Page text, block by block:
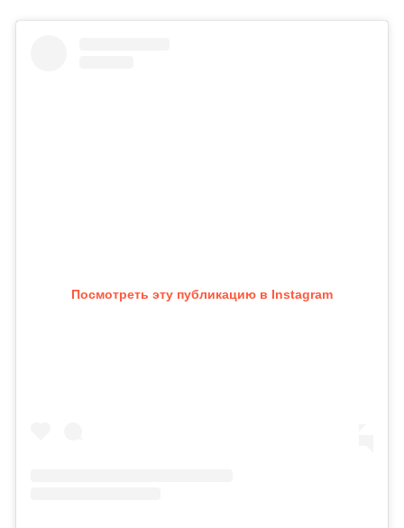
Посмотреть эту публикацию в Instagram